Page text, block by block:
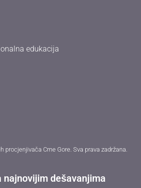
edukacija
procjenjivača Crne Gore. Sva prava zadržana.
najnovijim dešavanjima